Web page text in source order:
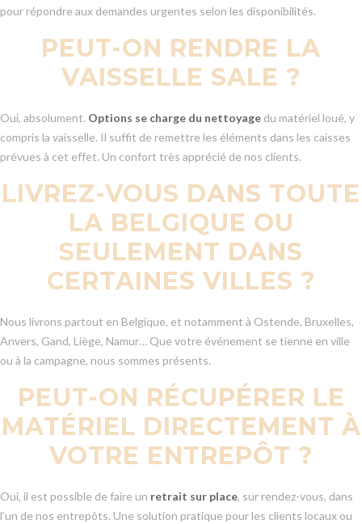
pour répondre aux demandes urgentes selon les disponibilités.
PEUT-ON RENDRE LA
VAISSELLE SALE ?
Oui, absolument. Options se charge du nettoyage du matériel loué, y
compris la vaisselle. Il suffit de remettre les éléments dans les caisses
prévues à cet effet. Un confort très apprécié de nos clients.
LIVREZ-VOUS DANS TOUTE
LA BELGIQUE OU
SEULEMENT DANS
CERTAINES VILLES ?
Nous livrons partout en Belgique, et notamment à Ostende, Bruxelles,
Anvers, Gand, Liège, Namur… Que votre événement se tienne en ville
ou à la campagne, nous sommes présents.
PEUT-ON RÉCUPÉRER LE
MATÉRIEL DIRECTEMENT À
VOTRE ENTREPÔT ?
Oui, il est possible de faire un retrait sur place, sur rendez-vous, dans
l’un de nos entrepôts. Une solution pratique pour les clients locaux ou